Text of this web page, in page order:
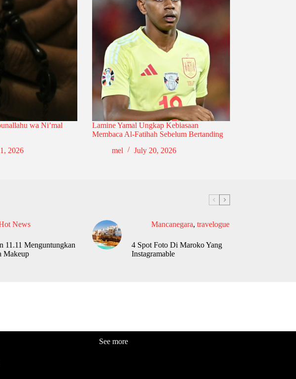
wa Ni’mal
2026
Lamine Yamal Ungkap Kebiasaan
Membaca Al-Fatihah Sebelum Bertanding
mel
July 20, 2026
News
11.11 Menguntungkan
Makeup
Mancanegara, travelogue
4 Spot Foto Di Maroko Yang
Instagramable
See more